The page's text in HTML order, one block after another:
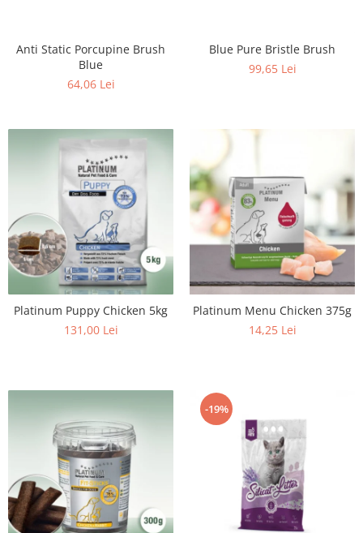
Anti Static Porcupine Brush
Blue
64,06 Lei
Blue Pure Bristle Brush
99,65 Lei
Platinum Puppy Chicken 5kg
131,00 Lei
Platinum Menu Chicken 375g
14,25 Lei
-19%